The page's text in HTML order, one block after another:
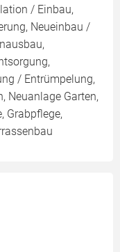
/ Einbau,
Neueinbau /
/ Entrümpelung,
Neuanlage Garten,
Grabpflege,